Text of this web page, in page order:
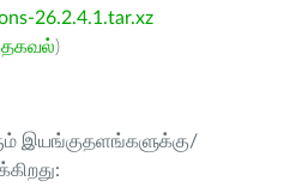
26.2.4.1.tar.xz
தகவல்)
இயங்குதளங்களுக்கு/